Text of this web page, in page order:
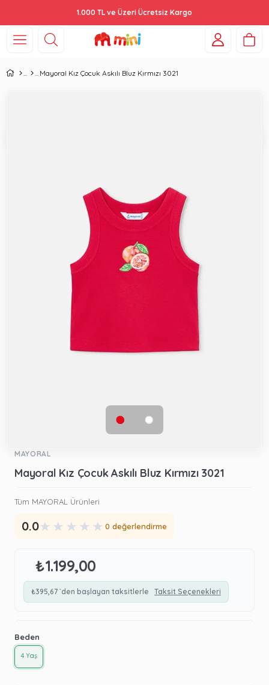
1.000 TL ve Üzeri Ücretsiz Kargo
Mayoral Kız Çocuk Askılı Bluz Kırmızı 3021
MAYORAL
Mayoral Kız Çocuk Askılı Bluz Kırmızı 3021
Tüm MAYORAL Ürünleri
0.0★ ★ ★ ★ ★ 0 değerlendirme
₺1.199,00
₺395,67 `den başlayan taksitlerle Taksit Seçenekleri
Beden
4 Yaş